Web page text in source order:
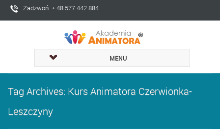
Zadzwoń + 48 577 442 884
MENU
Tag Archives: Kurs Animatora Czerwionka-
Leszczyny